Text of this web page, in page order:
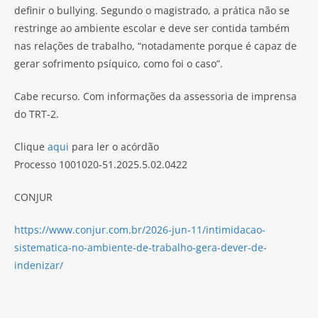
definir o bullying. Segundo o magistrado, a prática não se
restringe ao ambiente escolar e deve ser contida também
nas relações de trabalho, “notadamente porque é capaz de
gerar sofrimento psíquico, como foi o caso”.
Cabe recurso. Com informações da assessoria de imprensa
do TRT-2.
Clique aqui para ler o acórdão
Processo 1001020-51.2025.5.02.0422
CONJUR
https://www.conjur.com.br/2026-jun-11/intimidacao-
sistematica-no-ambiente-de-trabalho-gera-dever-de-
indenizar/